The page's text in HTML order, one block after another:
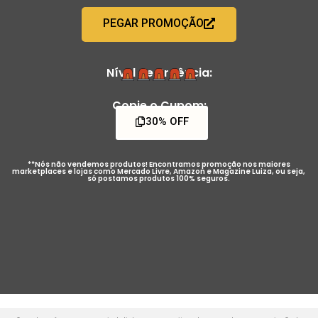
PEGAR PROMOÇÃO
Nível de Urgência:
Copie o Cupom:
30% OFF
**Nós não vendemos produtos! Encontramos promoção nos maiores
marketplaces e lojas como Mercado Livre, Amazon e Magazine Luiza, ou seja,
só postamos produtos 100% seguros.